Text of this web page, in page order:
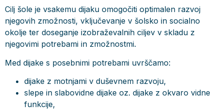
Cilj šole je vsakemu dijaku omogočiti optimalen razvoj
njegovih zmožnosti, vključevanje v šolsko in socialno
okolje ter doseganje izobraževalnih ciljev v skladu z
njegovimi potrebami in zmožnostmi.
Med dijake s posebnimi potrebami uvrščamo:
dijake z motnjami v duševnem razvoju,
slepe in slabovidne dijake oz. dijake z okvaro vidne
funkcije,